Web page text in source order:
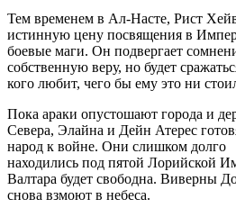
Тем временем в Ал-Насте, Рист
истинную цену посвящения в
боевые маги. Он подвергает
собственную веру, но будет
кого любит, чего бы ему это ни
Пока араки опустошают города и
Севера, Элайна и Дейн Атерес
народ к войне. Они слишком долго
находились под пятой Лорийской
Валтара будет свободна. Виверны
снова взмоют в небеса.